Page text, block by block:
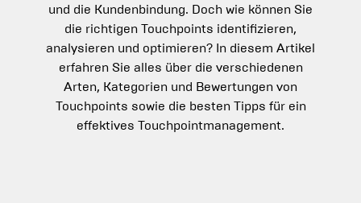
und die Kundenbindung. Doch wie können Sie
die richtigen Touchpoints identifizieren,
analysieren und optimieren? In diesem Artikel
erfahren Sie alles über die verschiedenen
Arten, Kategorien und Bewertungen von
Touchpoints sowie die besten Tipps für ein
effektives Touchpointmanagement.